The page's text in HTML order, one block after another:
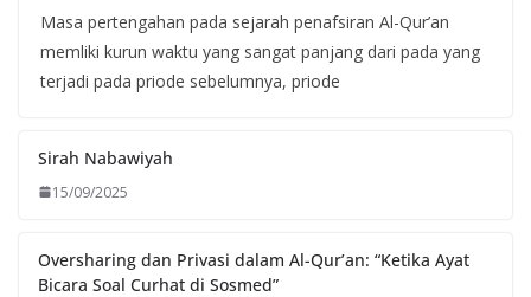
Masa pertengahan pada sejarah penafsiran Al-Qur’an
memliki kurun waktu yang sangat panjang dari pada yang
terjadi pada priode sebelumnya, priode
Sirah Nabawiyah
15/09/2025
Oversharing dan Privasi dalam Al-Qur’an: “Ketika Ayat
Bicara Soal Curhat di Sosmed”